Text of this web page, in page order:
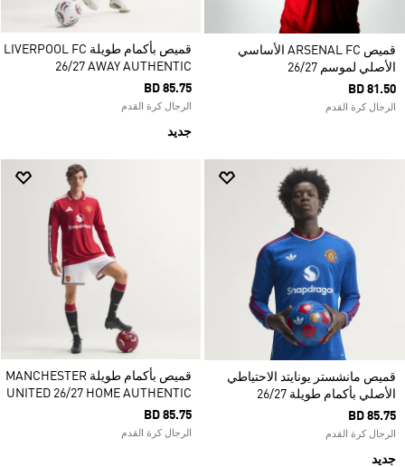
قميص ARSENAL FC الأساسي
الأصلي لموسم 26/27
BD 81.50
الرجال كرة القدم
قميص بأكمام طويلة LIVERPOOL FC
26/27 AWAY AUTHENTIC
BD 85.75
الرجال كرة القدم
جديد
قميص مانشستر يونايتد الاحتياطي
الأصلي بأكمام طويلة 26/27
BD 85.75
الرجال كرة القدم
جديد
قميص بأكمام طويلة MANCHESTER
UNITED 26/27 HOME AUTHENTIC
BD 85.75
الرجال كرة القدم